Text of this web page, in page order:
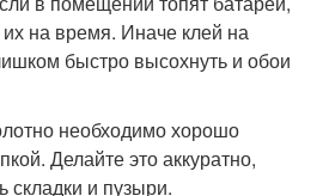
на время. Иначе клей на
быстро высохнуть и обои
необходимо хорошо
Делайте это аккуратно,
складки и пузыри.